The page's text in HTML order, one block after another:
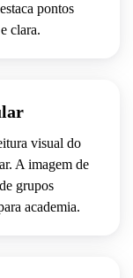
pontos
clara.
visual do
A imagem de
grupos
academia.